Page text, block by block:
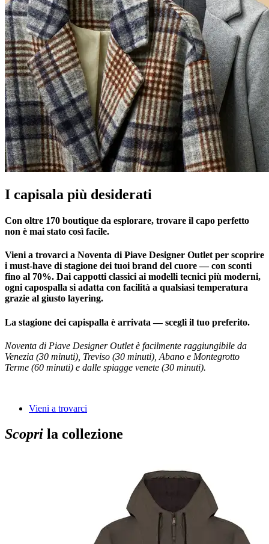
I capisala più desiderati
Con oltre 170 boutique da esplorare, trovare il capo perfetto
non è mai stato così facile.
Vieni a trovarci a Noventa di Piave Designer Outlet per scoprire
i must-have di stagione dei tuoi brand del cuore — con sconti
fino al 70%. Dai cappotti classici ai modelli tecnici più moderni,
ogni capospalla si adatta con facilità a qualsiasi temperatura
grazie al giusto layering.
La stagione dei capispalla è arrivata — scegli il tuo preferito.
Noventa di Piave Designer Outlet è facilmente raggiungibile da
Venezia (30 minuti), Treviso (30 minuti), Abano e Montegrotto
Terme (60 minuti) e dalle spiagge venete (30 minuti).
Vieni a trovarci
Scopri la collezione